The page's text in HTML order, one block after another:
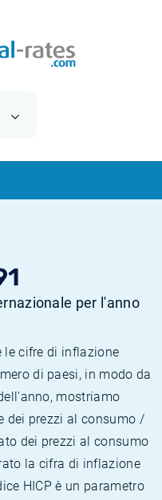
per l'anno
le cifre di inflazione
di paesi, in modo da
mostriamo
dei prezzi al consumo /
dei prezzi al consumo
la cifra di inflazione
HICP è un parametro